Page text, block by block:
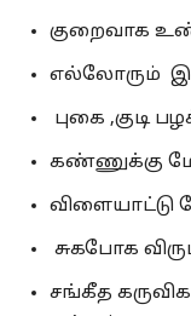
குறைவாக
எல்லோரும்
புகை ,குடி
கண்ணுக்கு
விளையாட்டு
சுகபோக
சங்கீத